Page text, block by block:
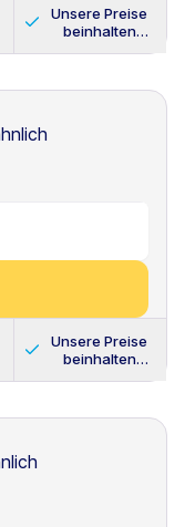
Unsere Preise
beinhalten
Unsere Preise
beinhalten